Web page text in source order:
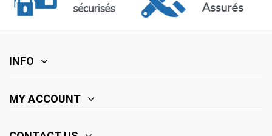
INFO
MY ACCOUNT